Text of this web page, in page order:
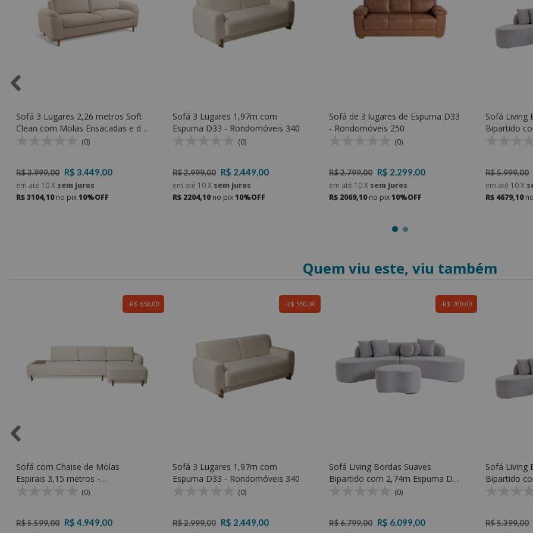
Sofá 3 Lugares 2,26 metros Soft
Clean com Molas Ensacadas e de
Espuma D30 Soft - Rondomóveis
(0)
R$ 3.999,00 R$ 3.449,00
em até 10X sem juros
R$ 3104,10no pix10%OFF
Sofá 3 Lugares 1,97m com
Espuma D33 - Rondomóveis 340
(0)
R$ 2.999,00 R$ 2.449,00
em até 10X sem juros
R$ 2204,10no pix10%OFF
Sofá de 3 lugares de Espuma D33
- Rondomóveis 250
(0)
R$ 2.799,00 R$ 2.299,00
em até 10X sem juros
R$ 2069,10no pix10%OFF
Sofá Living
Bipartido
R$ 5.999,00
em até 10X
R$ 4679,10
Quem viu este, viu também
R$ 650,00
Sofá com Chaise de Molas
Espirais 3,15 metros -
Rondomóveis 725(0)
R$ 5.599,00 R$ 4.949,00
R$ 550,00
Sofá 3 Lugares 1,97m com
Espuma D33 - Rondomóveis 340
(0)
R$ 2.999,00 R$ 2.449,00
R$ 700,00
Sofá Living Bordas Suaves
Bipartido com 2,74m Espuma D33
com Puff - Rondomóveis 940
(0)
R$ 6.799,00 R$ 6.099,00
Sofá Living
Bipartido
R$ 5.399,00